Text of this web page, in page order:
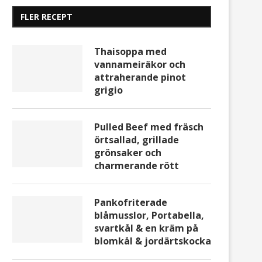
FLER RECEPT
Thaisoppa med
vannameiräkor och
attraherande pinot
grigio
Pulled Beef med fräsch
örtsallad, grillade
grönsaker och
charmerande rött
Pankofriterade
blåmusslor, Portabella,
svartkål & en kräm på
blomkål & jordärtskocka